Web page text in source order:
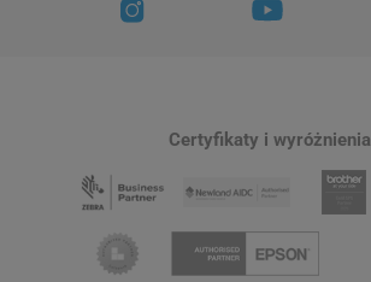
Certyfikaty i wyróżnienia